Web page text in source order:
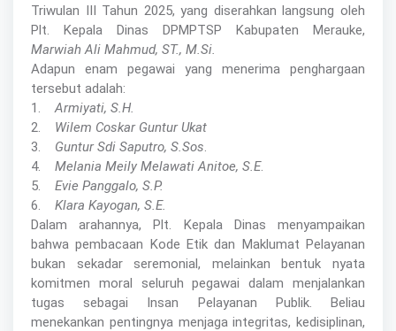
Triwulan III Tahun 2025, yang diserahkan langsung oleh
Plt. Kepala Dinas DPMPTSP Kabupaten Merauke,
Marwiah Ali Mahmud, ST., M.Si.
Adapun enam pegawai yang menerima penghargaan
tersebut adalah:
1.
Armiyati, S.H.
2. Wilem Coskar Guntur Ukat
3. Guntur Sdi Saputro, S.Sos.
4. Melania Meily Melawati Anitoe, S.E.
5.
Evie Panggalo, S.P.
6. Klara Kayogan, S.E.
Dalam arahannya, Plt. Kepala Dinas menyampaikan
bahwa pembacaan Kode Etik dan Maklumat Pelayanan
bukan sekadar seremonial, melainkan bentuk nyata
komitmen moral seluruh pegawai dalam menjalankan
tugas sebagai Insan Pelayanan Publik. Beliau
menekankan pentingnya menjaga integritas, kedisiplinan,